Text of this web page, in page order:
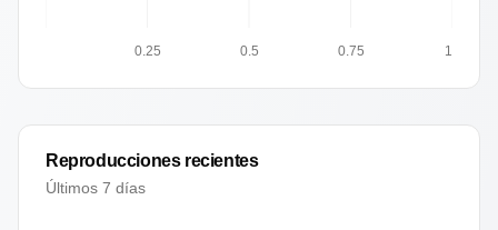
0.25 0.5 0.75 1
Reproducciones recientes
Últimos 7 días